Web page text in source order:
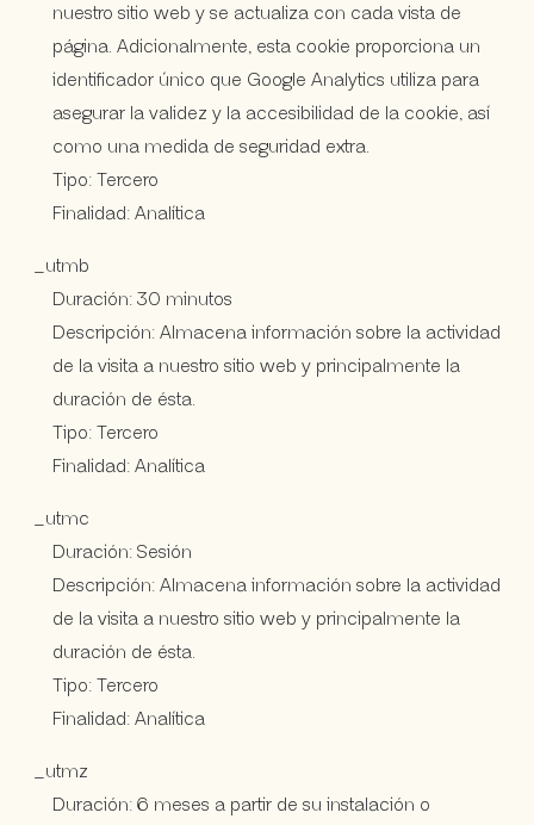
nuestro sitio web y se actualiza con cada vista de
página. Adicionalmente, esta cookie proporciona un
identificador único que Google Analytics utiliza para
asegurar la validez y la accesibilidad de la cookie, así
como una medida de seguridad extra.
Tipo: Tercero
Finalidad: Analítica
_utmb
Duración: 30 minutos
Descripción: Almacena información sobre la actividad
de la visita a nuestro sitio web y principalmente la
duración de ésta.
Tipo: Tercero
Finalidad: Analítica
_utmc
Duración: Sesión
Descripción: Almacena información sobre la actividad
de la visita a nuestro sitio web y principalmente la
duración de ésta.
Tipo: Tercero
Finalidad: Analítica
_utmz
Duración: 6 meses a partir de su instalación o